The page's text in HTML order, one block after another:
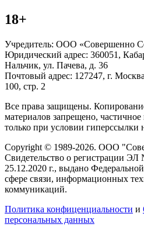
18+
Учредитель: ООО «Совершенно
Юридический адрес: 360051,
Нальчик, ул. Пачева, д. 36
Почтовый адрес: 127247, г.
100, стр. 2
Все права защищены.
материалов запрещено,
только при условии гиперссылки
Copyright © 1989-2026. ООО
Свидетельство о регистрации
25.12.2020 г., выдано
сфере связи, информационных
коммуникаций.
Политика конфиценциальности и
персональных данных